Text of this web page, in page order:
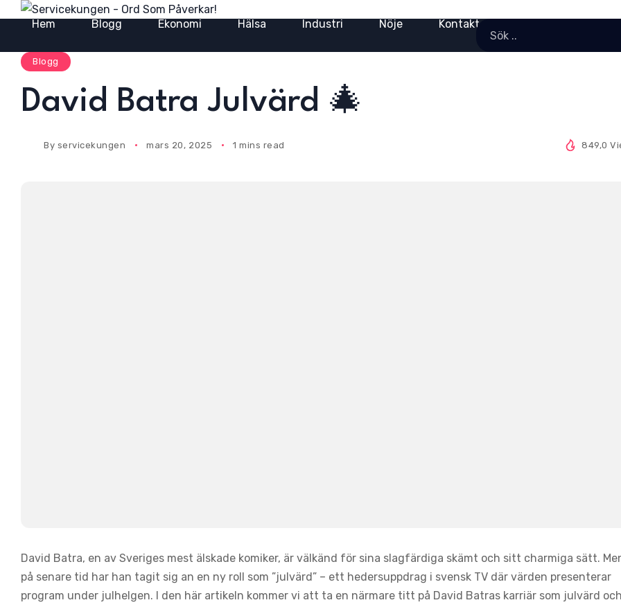
Hem Blogg Ekonomi Hälsa Industri Nöje Kontakt
Blogg
David Batra Julvärd 🎄
By servicekungen mars 20, 2025 1 mins read 849,0
David Batra, en av Sveriges mest älskade komiker, är välkänd för sina slagfärdiga skämt och sitt charmiga sätt.
på senare tid har han tagit sig an en ny roll som ”julvärd” – ett hedersuppdrag i svensk TV där värden presenterar
program under julhelgen. I den här artikeln kommer vi att ta en närmare titt på David Batras karriär som julvärd och